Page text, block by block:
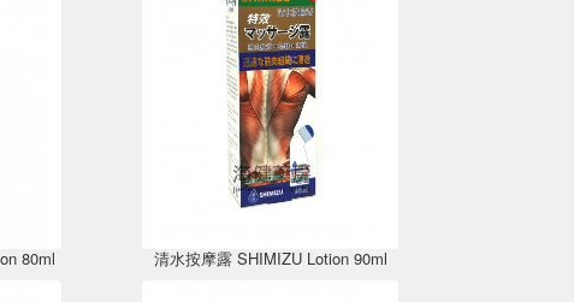
80ml 清水按摩露 SHIMIZU Lotion 90ml